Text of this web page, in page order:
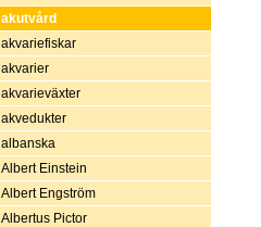
akutvård
akvariefiskar
akvarier
akvarieväxter
akvedukter
albanska
Albert Einstein
Albert Engström
Albertus Pictor